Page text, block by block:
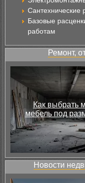
Сантехнические
Базовые
работам
Ремонт,
Как выбрать
мебель под
Новости